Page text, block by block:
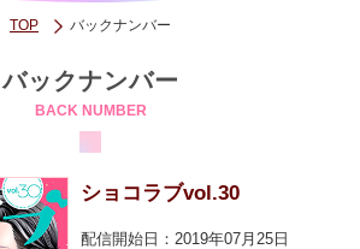
TOP バックナンバー
バックナンバー
BACK NUMBER
ショコラブvol.30
配信開始日：2019年07月25日